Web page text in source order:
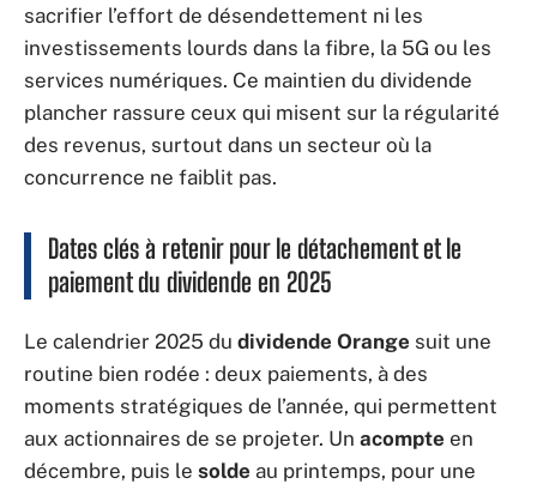
sacrifier l’effort de désendettement ni les
investissements lourds dans la fibre, la 5G ou les
services numériques. Ce maintien du dividende
plancher rassure ceux qui misent sur la régularité
des revenus, surtout dans un secteur où la
concurrence ne faiblit pas.
Dates clés à retenir pour le détachement et le
paiement du dividende en 2025
Le calendrier 2025 du dividende Orange suit une
routine bien rodée : deux paiements, à des
moments stratégiques de l’année, qui permettent
aux actionnaires de se projeter. Un acompte en
décembre, puis le solde au printemps, pour une